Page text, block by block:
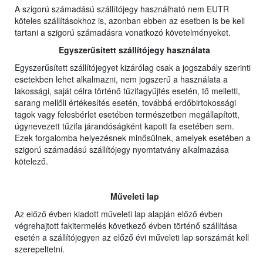
A szigorú számadású szállítójegy használható nem EUTR
köteles szállításokhoz is, azonban ebben az esetben is be kell
tartani a szigorú számadásra vonatkozó követelményeket.
Egyszerűsített szállítójegy használata
Egyszerűsített szállítójegyet kizárólag csak a jogszabály szerinti
esetekben lehet alkalmazni, nem jogszerű a használata a
lakossági, saját célra történő tűzifagyűjtés esetén, tő melletti,
sarang mellőli értékesítés esetén, továbbá erdőbirtokossági
tagok vagy felesbérlet esetében természetben megállapított,
úgynevezett tűzifa járandóságként kapott fa esetében sem.
Ezek forgalomba helyezésnek minősülnek, amelyek esetében a
szigorú számadású szállítójegy nyomtatvány alkalmazása
kötelező.
Műveleti lap
Az előző évben kiadott műveleti lap alapján előző évben
végrehajtott fakitermelés következő évben történő szállítása
esetén a szállítójegyen az előző évi műveleti lap sorszámát kell
szerepeltetni.